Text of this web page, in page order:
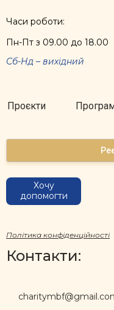
Часи роботи:
Пн-Пт з 09.00 до 18.00
Сб-Нд – вихідний
Проєкти
Хочу
допомогти
Політика конфіденційності
Контакти: